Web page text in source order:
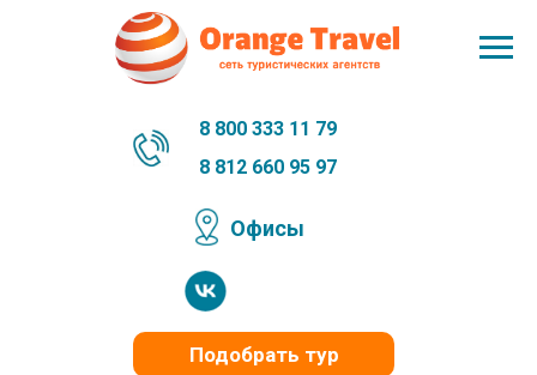
Подобрать тур
Офисы
8 812 660 95 97
8 800 333 11 79